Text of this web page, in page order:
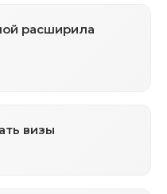
расширила
визы